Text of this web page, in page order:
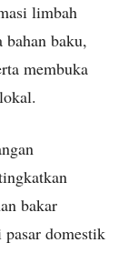
limbah
bahan baku,
membuka
bakar
domestik